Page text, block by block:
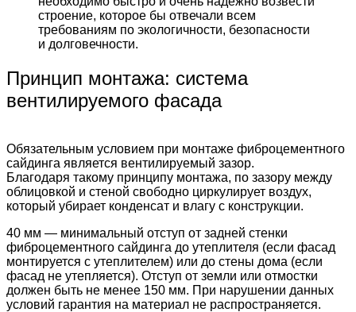
строение, которое бы отвечали всем
требованиям по экологичности, безопасности
и долговечности.
Принцип монтажа: система
вентилируемого фасада
Обязательным условием при монтаже фиброцементного
сайдинга является вентилируемый зазор.
Благодаря такому принципу монтажа, по зазору между
облицовкой и стеной свободно циркулирует воздух,
который убирает конденсат и влагу с конструкции.
40 мм — минимальный отступ от задней стенки
фиброцементного сайдинга до утеплителя (если фасад
монтируется с утеплителем) или до стены дома (если
фасад не утепляется). Отступ от земли или отмостки
должен быть не менее 150 мм. При нарушении данных
условий гарантия на материал не распространяется.